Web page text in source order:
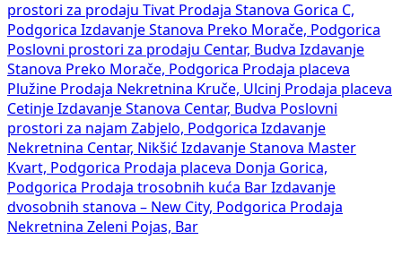
prostori za prodaju Tivat Prodaja Stanova Gorica C,
Podgorica Izdavanje Stanova Preko Morače, Podgorica
Poslovni prostori za prodaju Centar, Budva Izdavanje
Stanova Preko Morače, Podgorica Prodaja placeva
Plužine Prodaja Nekretnina Kruče, Ulcinj Prodaja placeva
Cetinje Izdavanje Stanova Centar, Budva Poslovni
prostori za najam Zabjelo, Podgorica Izdavanje
Nekretnina Centar, Nikšić Izdavanje Stanova Master
Kvart, Podgorica Prodaja placeva Donja Gorica,
Podgorica Prodaja trosobnih kuća Bar Izdavanje
dvosobnih stanova – New City, Podgorica Prodaja
Nekretnina Zeleni Pojas, Bar